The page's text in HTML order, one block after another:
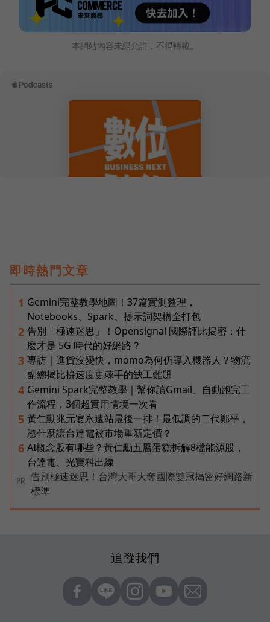
本網站內容未經允許，不得轉載。
即時熱門文章
1 Gemini完整教學地圖！37篇實測整理，
Notebooks、Spark、提示詞架構全打包
2 告別「極速迷思」！Opensignal 國際評比揭密：什
麼才是 5G 時代的好網路？
3 專訪｜進貨沒變快，momo為何仍導入機器人？物流
副總揭比拚速度更棘手的缺工難題
4 Gemini Spark完整教學｜幫你讀Gmail、自動跑完工
作流程，3個超實用情境一次看
5 黃仁勳兆元宴永遠站最後一排！最低調的二代鄭平，
憑什麼讓台達電被市場重新定價？
6 AI概念股有哪些？黃仁勳五層蛋糕拆解8檔能源股，
台達電、光寶科出線
PR
告別極速迷思！台灣大哥大奪國際雙冠揭密好網路新
標準
追蹤我們